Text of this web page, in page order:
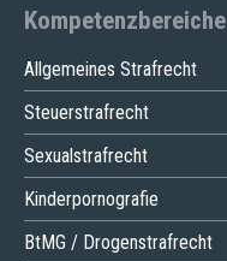
Kompetenzbereiche
Allgemeines Strafrecht
Steuerstrafrecht
Sexualstrafrecht
Kinderpornografie
BtMG / Drogenstrafrecht